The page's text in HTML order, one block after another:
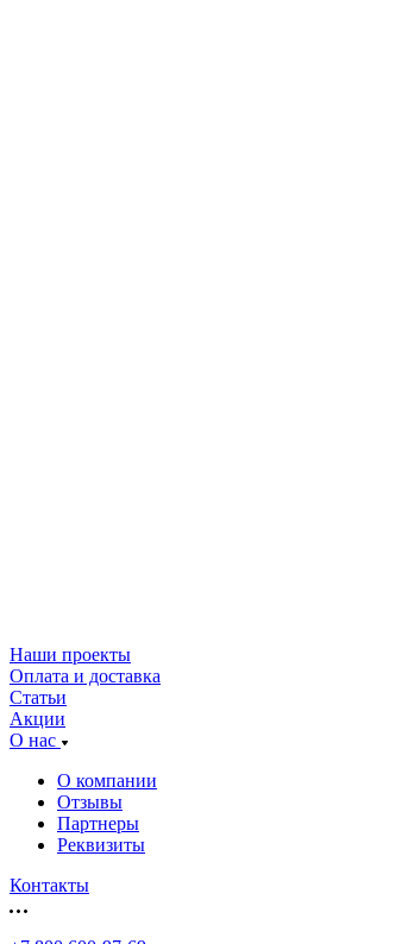
Наши проекты
Оплата и доставка
Статьи
Акции
О нас
О компании
Отзывы
Партнеры
Реквизиты
Контакты